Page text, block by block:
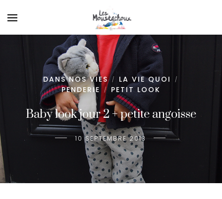
DANS NOS VIES / LA VIE QUOI /
PENDERIE / PETIT LOOK
Baby look jour 2 + petite angoisse
10 SEPTEMBRE 2013